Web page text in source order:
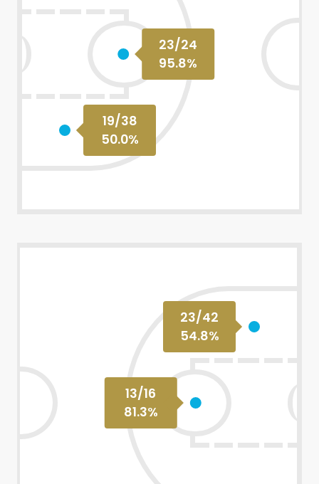
19/38
50.0%
23/24
95.8%
23/42
54.8%
13/16
81.3%